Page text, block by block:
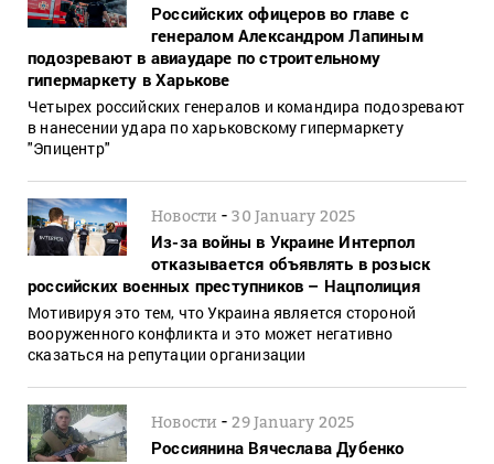
Российских офицеров во главе с
генералом Александром Лапиным
подозревают в авиаударе по строительному
гипермаркету в Харькове
Четырех российских генералов и командира подозревают
в нанесении удара по харьковскому гипермаркету
"Эпицентр"
Новости -30 January 2025
Из-за войны в Украине Интерпол
отказывается объявлять в розыск
российских военных преступников – Нацполиция
Мотивируя это тем, что Украина является стороной
вооруженного конфликта и это может негативно
сказаться на репутации организации
Новости -29 January 2025
Россиянина Вячеслава Дубенко